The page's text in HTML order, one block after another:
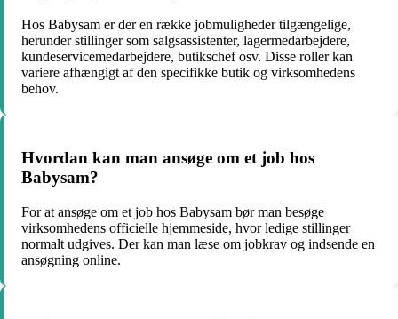
Hos Babysam er der en række jobmuligheder tilgængelige,
herunder stillinger som salgsassistenter, lagermedarbejdere,
kundeservicemedarbejdere, butikschef osv. Disse roller kan
variere afhængigt af den specifikke butik og virksomhedens
behov.
Hvordan kan man ansøge om et job hos
Babysam?
For at ansøge om et job hos Babysam bør man besøge
virksomhedens officielle hjemmeside, hvor ledige stillinger
normalt udgives. Der kan man læse om jobkrav og indsende en
ansøgning online.